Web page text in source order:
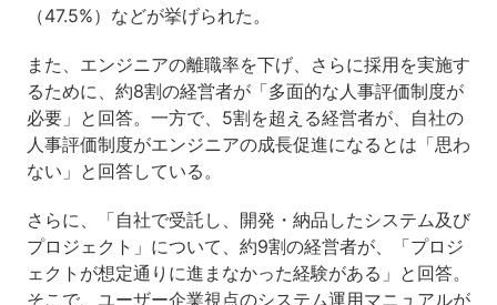
（47.5%）などが挙げられた。
また、エンジニアの離職率を下げ、さらに採用を実施す
るために、約8割の経営者が「多面的な人事評価制度が
必要」と回答。一方で、5割を超える経営者が、自社の
人事評価制度がエンジニアの成長促進になるとは「思わ
ない」と回答している。
さらに、「自社で受託し、開発・納品したシステム及び
プロジェクト」について、約9割の経営者が、「プロジ
ェクトが想定通りに進まなかった経験がある」と回答。
そこで、ユーザー企業視点のシステム運用マニュアルが